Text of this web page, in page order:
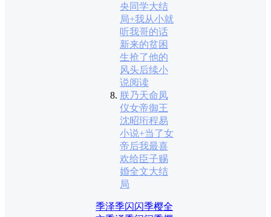
央同学大结
局+我从小就
听我哥的话
新来的贫困
生抢了他的
风头后续小
说阅读
朕乃天命凤
仪女帝御王
沈昭珩程易
小说+当了女
帝后我最喜
欢给臣子赐
婚全文大结
局
季泽季闪闪季樱全